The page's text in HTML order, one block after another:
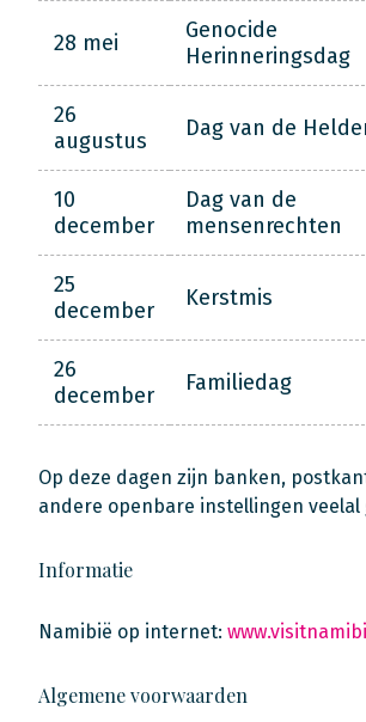
28 mei
Genocide
Herinneringsdag
26
augustus
Dag van de
10
december
Dag van de
mensenrechten
25
december
Kerstmis
26
december
Familiedag
Op deze dagen zijn banken,
andere openbare instellingen veelal
Informatie
Namibië op internet:
Algemene voorwaarden